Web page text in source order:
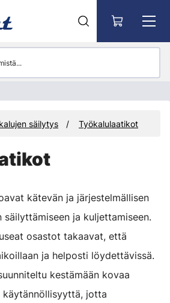
säilytys Työkalulaatikot
kätevän ja järjestelmällisen
säilyttämiseen ja kuljettamiseen.
osastot takaavat, että
ja helposti löydettävissä.
kestämään kovaa
jotta